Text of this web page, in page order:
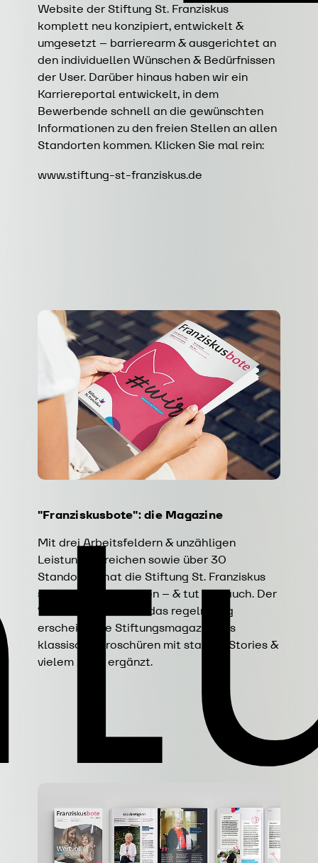
Website der Stiftung St. Franziskus
komplett neu konzipiert, entwickelt &
umgesetzt – barrierearm & ausgerichtet an
den individuellen Wünschen & Bedürfnissen
der User. Darüber hinaus haben wir ein
Karriereportal entwickelt, in dem
Bewerbende schnell an die gewünschten
Informationen zu den freien Stellen an allen
Standorten kommen. Klicken Sie mal rein:
www.stiftung-st-franziskus.de
"Franziskusbote": die Magazine
Mit drei Arbeitsfeldern & unzähligen
Leistungsbereichen sowie über 30
Standorten hat die Stiftung St. Franziskus
stets viel zu berichten – & tut das auch. Der
“Franziskusbote” ist das regelmäßig
erscheinende Stiftungsmagazin, das
klassische Broschüren mit starken Stories &
vielem mehr ergänzt.